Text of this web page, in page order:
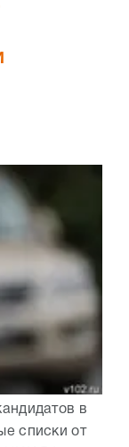
в
списки от